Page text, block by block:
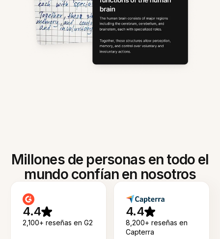
Millones de personas en todo el
mundo confían en nosotros
4.4
2,100+ reseñas en G2
4.4
8,200+ reseñas en
Capterra